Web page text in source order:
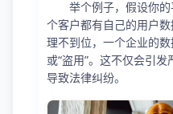
举个例子，假设你
个客户都有自己的用户
理不到位，一个企业的
或“盗用”。这不仅会引
导致法律纠纷。